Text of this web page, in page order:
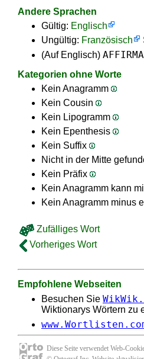
Andere Sprachen
Gültig: Englisch
Ungültig: Französisch
(Auf Englisch)
Kategorien ohne Worte
Kein Anagramm
Kein Cousin
Kein Lipogramm
Kein Epenthesis
Kein Suffix
Nicht in der Mitte
Kein Präfix
Kein Anagramm kann
Kein Anagramm minus
Zufälliges Wort
Vorheriges Wort
Empfohlene Webseiten
Besuchen Sie
Wiktionarys Wörtern zu
Diese Seite verwendet Web-